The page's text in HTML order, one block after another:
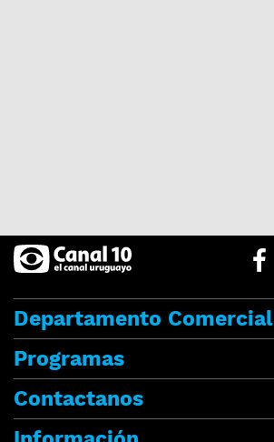
Departamento Comercial
Programas
Contactanos